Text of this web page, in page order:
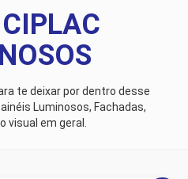
te deixar por dentro desse
Luminosos, Fachadas,
visual em geral.